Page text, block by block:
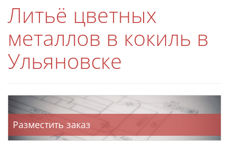
Литьё цветных
металлов в кокиль в
Ульяновске
Разместить заказ